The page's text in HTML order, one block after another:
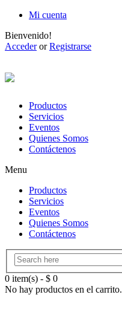
Mi cuenta
Bienvenido!
AccederorRegistrarse
Productos
Servicios
Eventos
Quienes Somos
Contáctenos
Menu
Productos
Servicios
Eventos
Quienes Somos
Contáctenos
0 item(s) - $ 0
No hay productos en el carrito.